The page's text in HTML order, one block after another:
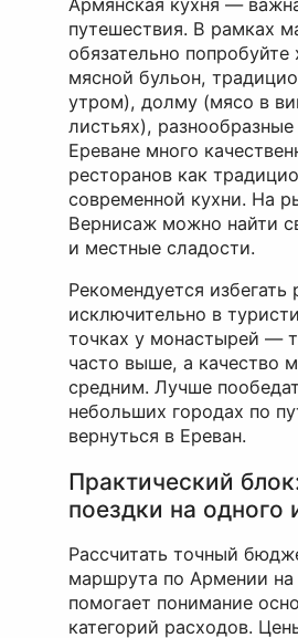
Армянская кухня —
путешествия. В рамках
обязательно попробуйте
мясной бульон,
утром), долму (мясо в
листьях),
Ереване много
ресторанов как
современной кухни. На
Вернисаж можно найти
и местные сладости.
Рекомендуется избегать
исключительно в
точках у монастырей —
часто выше, а качество
средним. Лучше
небольших городах по
вернуться в Ереван.
Практический
поездки на одного
Рассчитать точный
маршрута по Армении на
помогает понимание
категорий расходов.